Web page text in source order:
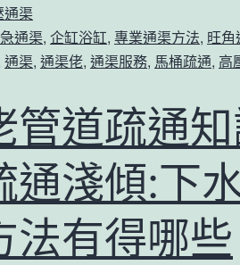
通渠
通渠, 企缸浴缸, 專業通渠方法, 旺角
通渠, 通渠佬, 通渠服務, 馬桶疏通, 高
管道疏通
通淺傾:下
法有得哪些